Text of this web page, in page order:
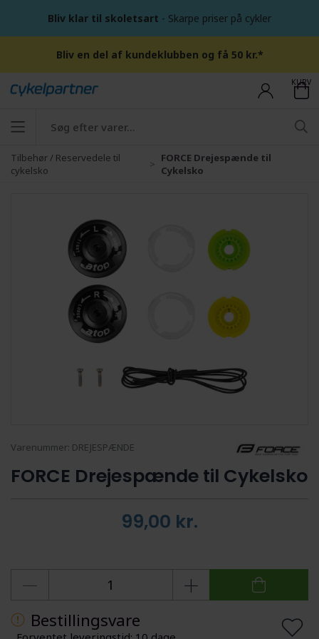
Bliv klar til skoletsart - Skarpe priser på cykler
Bliv en del af kundeklubben og få 50 kr.*
KURV
Tilbehør / Reservedele til
cykelsko
FORCE Drejespænde til
Cykelsko
Varenummer: DREJESPÆNDE
FORCE Drejespænde til Cykelsko
99,00 kr.
Bestillingsvare